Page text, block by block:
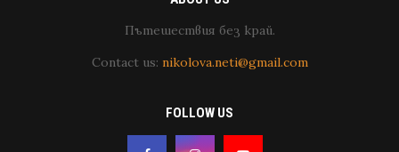
Пътешествия без край.
Contact us: nikolova.neti@gmail.com
FOLLOW US